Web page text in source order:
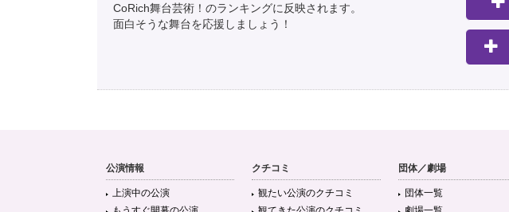
CoRich舞台芸術！のランキングに反映されます。
面白そうな舞台を応援しましょう！
公演情報
上演中の公演
クチコミ
観たい公演のクチコミ
団体／劇場
団体一覧